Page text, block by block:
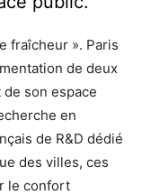
fraîcheur ». Paris
de deux
son espace
en
de R&D dédié
des villes, ces
le confort